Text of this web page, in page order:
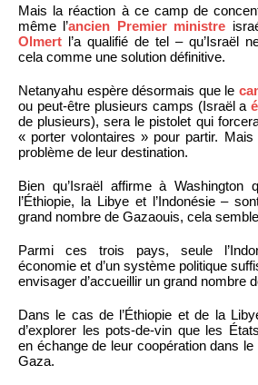
Mais la réaction à ce camp de
même l’ancien Premier ministre
Olmert l’a qualifié de tel – qu’Israël
cela comme une solution définitive.
Netanyahu espère désormais que le
ou peut-être plusieurs camps (Israël a
de plusieurs), sera le pistolet qui
« porter volontaires » pour partir.
problème de leur destination.
Bien qu’Israël affirme à
l’Éthiopie, la Libye et l’Indonésie –
grand nombre de Gazaouis, cela
Parmi ces trois pays, seule
économie et d’un système politique
envisager d’accueillir un grand nombre
Dans le cas de l’Éthiopie et de la
d’explorer les pots-de-vin que les
en échange de leur coopération dans
Gaza.